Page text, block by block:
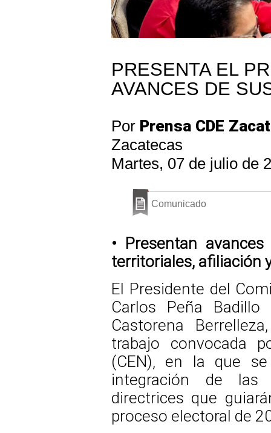
PRESENTA EL
AVANCES DE
Por Prensa CDE
Zacatecas
Martes, 07 de julio de
Comunicado
• Presentan
territoriales, afiliación
El Presidente del
Carlos Peña
Castorena
trabajo convocada
(CEN), en la que
integración de las
directrices que
proceso electoral de